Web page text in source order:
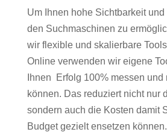
Um Ihnen hohe Sichtbarkeit und
den Suchmaschinen zu
wir flexible und skalierbare
Online verwenden wir eigene
Ihnen Erfolg 100% messen und
können. Das reduziert nicht nur
sondern auch die Kosten damit
Budget gezielt ensetzen können.